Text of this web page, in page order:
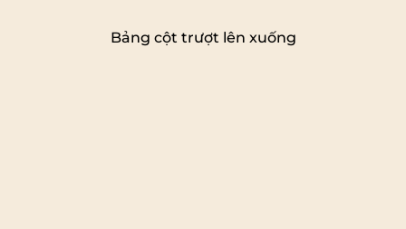
Bảng cột trượt lên xuống